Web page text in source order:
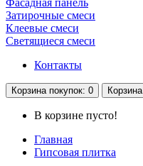
Затирочные смеси
Клеевые смеси
Светящиеся смеси
Контакты
Корзина покупок: 0 Корзина
В корзине пусто!
Главная
Гипсовая плитка